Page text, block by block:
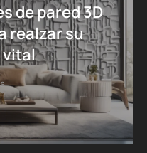
de pared 3D
realzar su
vital